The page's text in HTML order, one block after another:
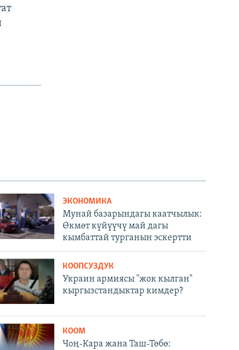
ЭКОНОМИКА
Мунай базарындагы каатчылык:
Өкмөт күйүүчү май дагы
кымбаттай турганын эскертти
КООПСУЗДУК
Украин армиясы "жок кылган"
кыргызстандыктар кимдер?
КООМ
Чоң-Кара жана Таш-Төбө: